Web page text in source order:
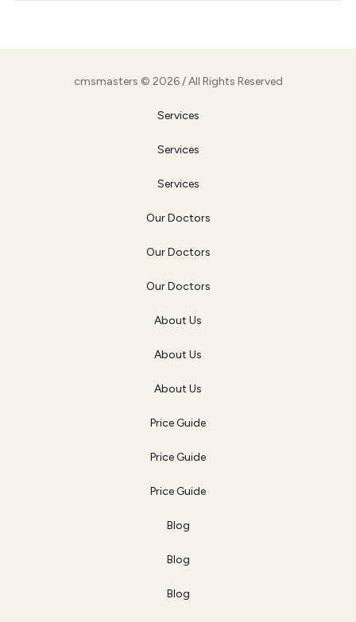
cmsmasters © 2026 / All Rights Reserved
Services
Services
Services
Our Doctors
Our Doctors
Our Doctors
About Us
About Us
About Us
Price Guide
Price Guide
Price Guide
Blog
Blog
Blog